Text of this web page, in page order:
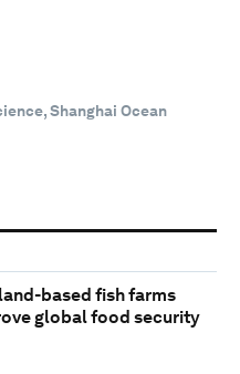
Shanghai Ocean
based fish farms
global food security